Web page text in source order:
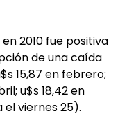
2010 fue positiva
de una caída
15,87 en febrero;
u$s 18,42 en
el viernes 25).